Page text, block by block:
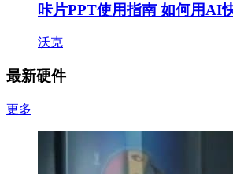
咔片PPT使用指南 如何用AI
沃克
最新硬件
更多